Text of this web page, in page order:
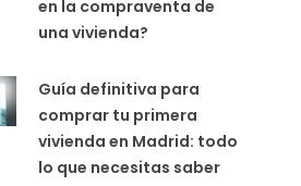
en la compraventa de
una vivienda?
Guía definitiva para
comprar tu primera
vivienda en Madrid: todo
lo que necesitas saber